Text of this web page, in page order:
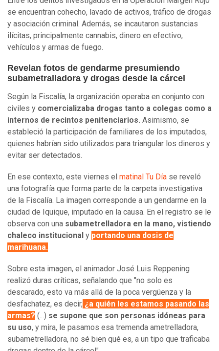
se encuentran cohecho, lavado de activos, tráfico de drogas
y asociación criminal. Además, se incautaron sustancias
ilícitas, principalmente cannabis, dinero en efectivo,
vehículos y armas de fuego.
Revelan fotos de gendarme presumiendo
subametralladora y drogas desde la cárcel
Según la Fiscalía, la organización operaba en conjunto con
civiles y comercializaba drogas tanto a colegas como a
internos de recintos penitenciarios. Asimismo, se
estableció la participación de familiares de los imputados,
quienes habrían sido utilizados para triangular los dineros y
evitar ser detectados.
En ese contexto, este viernes el matinal Tu Día se reveló
una fotografía que forma parte de la carpeta investigativa
de la Fiscalía. La imagen corresponde a un gendarme en la
ciudad de Iquique, imputado en la causa. En el registro se le
observa con una subametrelladora en la mano, vistiendo
chaleco institucional y portando una dosis de
marihuana.
Sobre esta imagen, el animador José Luis Reppening
realizó duras críticas, señalando que "no solo es
descarado, esto va más allá de la poca vergüenza y la
desfachatez, es decir, ¿a quién les estamos pasando las
armas? (...) se supone que son personas idóneas para
su uso, y mira, le pasamos esa tremenda ametrelladora,
subametrelladora, no sé bien qué es, a un tipo que traficaba